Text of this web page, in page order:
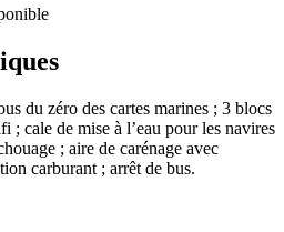
du zéro des cartes marines ; 3 blocs
; cale de mise à l’eau pour les navires
; aire de carénage avec
carburant ; arrêt de bus.